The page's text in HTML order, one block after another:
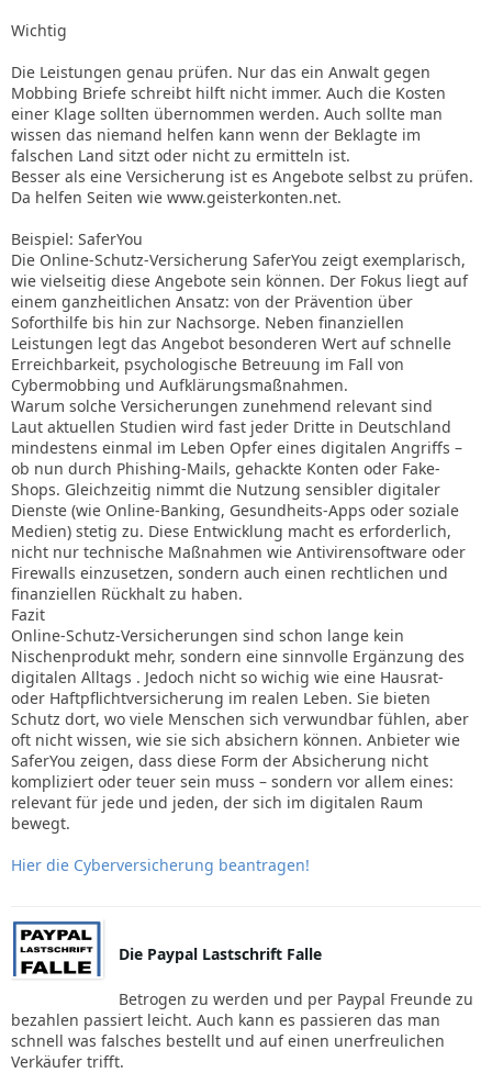
Wichtig
Die Leistungen genau prüfen. Nur das ein Anwalt gegen
Mobbing Briefe schreibt hilft nicht immer. Auch die Kosten
einer Klage sollten übernommen werden. Auch sollte man
wissen das niemand helfen kann wenn der Beklagte im
falschen Land sitzt oder nicht zu ermitteln ist.
Besser als eine Versicherung ist es Angebote selbst zu prüfen.
Da helfen Seiten wie www.geisterkonten.net.
Beispiel: SaferYou
Die Online-Schutz-Versicherung SaferYou zeigt exemplarisch,
wie vielseitig diese Angebote sein können. Der Fokus liegt auf
einem ganzheitlichen Ansatz: von der Prävention über
Soforthilfe bis hin zur Nachsorge. Neben finanziellen
Leistungen legt das Angebot besonderen Wert auf schnelle
Erreichbarkeit, psychologische Betreuung im Fall von
Cybermobbing und Aufklärungsmaßnahmen.
Warum solche Versicherungen zunehmend relevant sind
Laut aktuellen Studien wird fast jeder Dritte in Deutschland
mindestens einmal im Leben Opfer eines digitalen Angriffs –
ob nun durch Phishing-Mails, gehackte Konten oder Fake-
Shops. Gleichzeitig nimmt die Nutzung sensibler digitaler
Dienste (wie Online-Banking, Gesundheits-Apps oder soziale
Medien) stetig zu. Diese Entwicklung macht es erforderlich,
nicht nur technische Maßnahmen wie Antivirensoftware oder
Firewalls einzusetzen, sondern auch einen rechtlichen und
finanziellen Rückhalt zu haben.
Fazit
Online-Schutz-Versicherungen sind schon lange kein
Nischenprodukt mehr, sondern eine sinnvolle Ergänzung des
digitalen Alltags . Jedoch nicht so wichig wie eine Hausrat-
oder Haftpflichtversicherung im realen Leben. Sie bieten
Schutz dort, wo viele Menschen sich verwundbar fühlen, aber
oft nicht wissen, wie sie sich absichern können. Anbieter wie
SaferYou zeigen, dass diese Form der Absicherung nicht
kompliziert oder teuer sein muss – sondern vor allem eines:
relevant für jede und jeden, der sich im digitalen Raum
bewegt.
Hier die Cyberversicherung beantragen!
Die Paypal Lastschrift Falle
Betrogen zu werden und per Paypal Freunde zu
bezahlen passiert leicht. Auch kann es passieren das man
schnell was falsches bestellt und auf einen unerfreulichen
Verkäufer trifft.